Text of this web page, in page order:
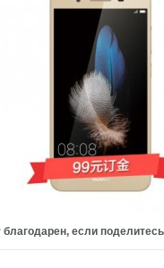
благодарен, если